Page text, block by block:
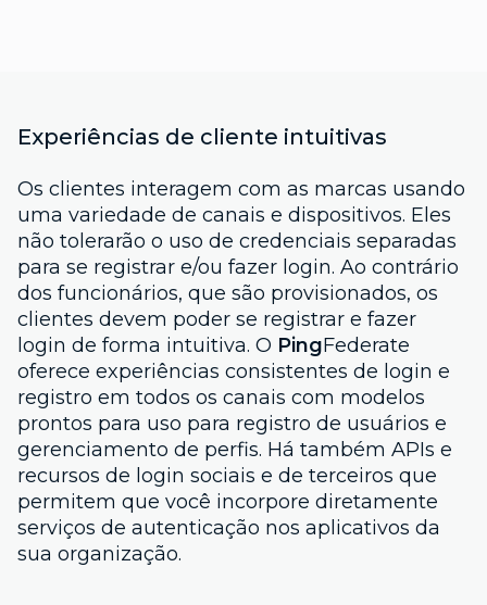
Experiências de cliente intuitivas
Os clientes interagem com as marcas usando
uma variedade de canais e dispositivos. Eles
não tolerarão o uso de credenciais separadas
para se registrar e/ou fazer login. Ao contrário
dos funcionários, que são provisionados, os
clientes devem poder se registrar e fazer
login de forma intuitiva. O PingFederate
oferece experiências consistentes de login e
registro em todos os canais com modelos
prontos para uso para registro de usuários e
gerenciamento de perfis. Há também APIs e
recursos de login sociais e de terceiros que
permitem que você incorpore diretamente
serviços de autenticação nos aplicativos da
sua organização.